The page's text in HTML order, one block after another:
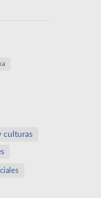
culturas